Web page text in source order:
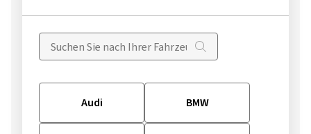
Audi BMW